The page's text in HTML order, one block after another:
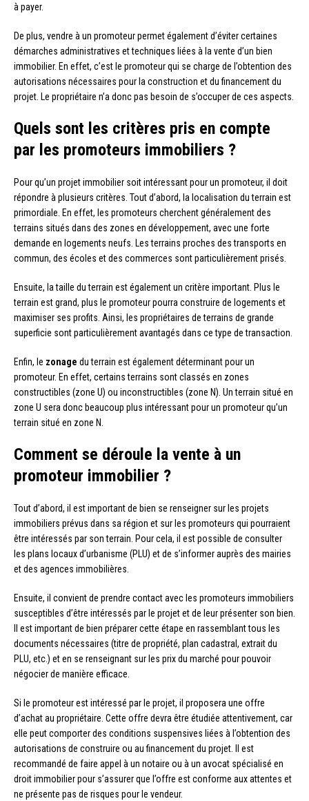
à payer.
De plus, vendre à un promoteur permet également d’éviter certaines
démarches administratives et techniques liées à la vente d’un bien
immobilier. En effet, c’est le promoteur qui se charge de l’obtention des
autorisations nécessaires pour la construction et du financement du
projet. Le propriétaire n’a donc pas besoin de s’occuper de ces aspects.
Quels sont les critères pris en compte
par les promoteurs immobiliers ?
Pour qu’un projet immobilier soit intéressant pour un promoteur, il doit
répondre à plusieurs critères. Tout d’abord, la localisation du terrain est
primordiale. En effet, les promoteurs cherchent généralement des
terrains situés dans des zones en développement, avec une forte
demande en logements neufs. Les terrains proches des transports en
commun, des écoles et des commerces sont particulièrement prisés.
Ensuite, la taille du terrain est également un critère important. Plus le
terrain est grand, plus le promoteur pourra construire de logements et
maximiser ses profits. Ainsi, les propriétaires de terrains de grande
superficie sont particulièrement avantagés dans ce type de transaction.
Enfin, le zonage du terrain est également déterminant pour un
promoteur. En effet, certains terrains sont classés en zones
constructibles (zone U) ou inconstructibles (zone N). Un terrain situé en
zone U sera donc beaucoup plus intéressant pour un promoteur qu’un
terrain situé en zone N.
Comment se déroule la vente à un
promoteur immobilier ?
Tout d’abord, il est important de bien se renseigner sur les projets
immobiliers prévus dans sa région et sur les promoteurs qui pourraient
être intéressés par son terrain. Pour cela, il est possible de consulter
les plans locaux d’urbanisme (PLU) et de s’informer auprès des mairies
et des agences immobilières.
Ensuite, il convient de prendre contact avec les promoteurs immobiliers
susceptibles d’être intéressés par le projet et de leur présenter son bien.
Il est important de bien préparer cette étape en rassemblant tous les
documents nécessaires (titre de propriété, plan cadastral, extrait du
PLU, etc.) et en se renseignant sur les prix du marché pour pouvoir
négocier de manière efficace.
Si le promoteur est intéressé par le projet, il proposera une offre
d’achat au propriétaire. Cette offre devra être étudiée attentivement, car
elle peut comporter des conditions suspensives liées à l’obtention des
autorisations de construire ou au financement du projet. Il est
recommandé de faire appel à un notaire ou à un avocat spécialisé en
droit immobilier pour s’assurer que l’offre est conforme aux attentes et
ne présente pas de risques pour le vendeur.